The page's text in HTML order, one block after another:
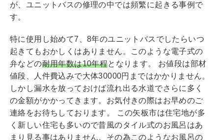
が、ユニットバスの修理の中では頻繁に起きる事例で
す。
特に使用し始めて7、8年のユニットバスでしたらいつ
起きてもおかしくはありません。このような電子式の
弁などの耐用年数は10年程となります。 お値段は部材
値段、人件費込みで大体30000円まではかかりません。
しかし漏水を放っておけば流れ出る水道でさらに多く
の金額がかかってきます。お気付きの際はお早めのご
連絡をお待ちしております。 この矢板市は住宅地が多
く新しい住宅も多いので昔風のタイル式のお風呂はあ
まり見る事はありません。その為このようなお風呂の